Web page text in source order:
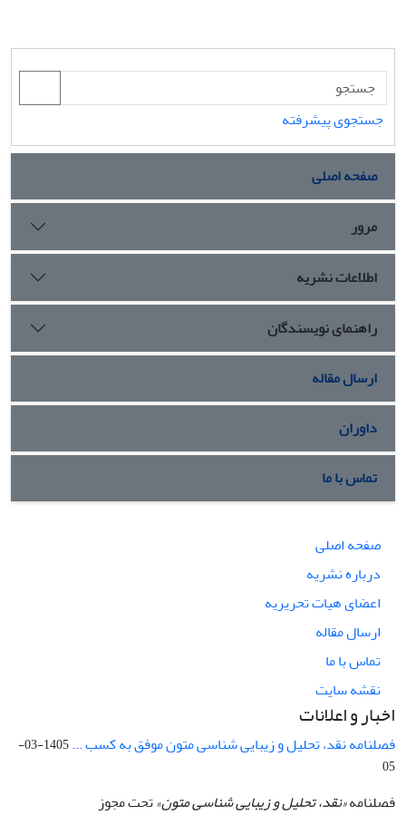
جستجوی پیشرفته
صفحه اصلی
مرور
اطلاعات نشریه
راهنمای نویسندگان
ارسال مقاله
داوران
تماس با ما
صفحه اصلی
درباره نشریه
اعضای هیات تحریریه
ارسال مقاله
تماس با ما
نقشه سایت
اخبار و اعلانات
فصلنامه نقد، تحلیل و زیبایی شناسی متون موفق به کسب ...
1405-03-
05
فصلنامه«نقد، تحلیل و زیبایی شناسی متون»تحت مجوز